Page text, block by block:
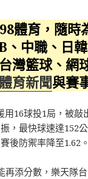
體育，隨時
中職、日
灣籃球、網
體育新聞與賽
用16球投1局，被敲
，最快球速達152
後防禦率降至1.62。
再添分數，樂天隊